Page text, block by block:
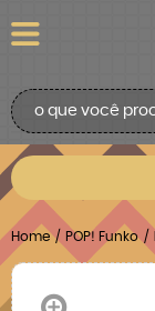
Home POP! Funko